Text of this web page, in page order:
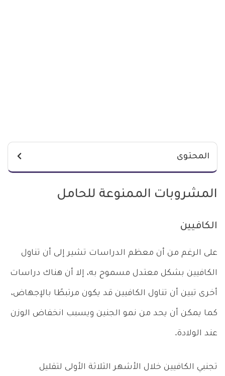
المحتوى
المشروبات الممنوعة للحامل
الكافيين
على الرغم من أن معظم الدراسات تشير إلى أن تناول
الكافيين بشكل معتدل مسموح به، إلا أن هناك دراسات
أخرى تبين أن تناول الكافيين قد يكون مرتبطًا بالإجهاض،
كما يمكن أن يحد من نمو الجنين ويسبب انخفاض الوزن
عند الولادة.
تجنبي الكافيين خلال الأشهر الثلاثة الأولى لتقليل